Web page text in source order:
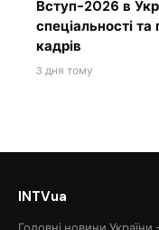
Вступ-2026 в
спеціальності
кадрів
3 дня тому
INTVua